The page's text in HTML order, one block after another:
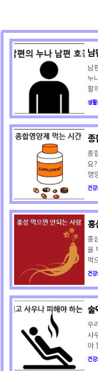
바른용어 일반
남
남
누
할
국
남
있
부
누
다.
립
생활
종
종
요
영
를
다.
타
체
장
분,
유
건강
홍
홍
을
먹
보
지
시
고
지
격
방
건강
술
우
사
야
아
건강